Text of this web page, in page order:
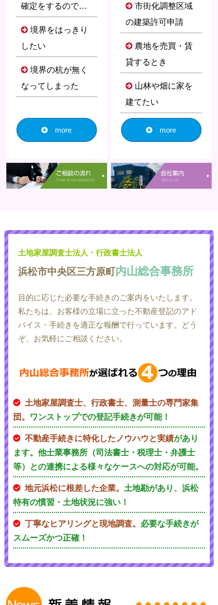
確定をするので…
境界をはっきり
したい
境界の杭が無く
なってしまった
more
市街化調整区域
の建築許可申請
農地を売買・賃
貸するとき
山林や畑に家を
建てたい
more
土地家屋調査士法人・行政書士法人
浜松市中央区三方原町内山総合事務所
目的に応じた必要な手続きのご案内をいたします。
私たちは、お客様の立場に立った不動産登記のアド
バイス・手続きを適正な報酬で行っています。どう
ぞ、お気軽にご相談ください。
土地家屋調査士、行政書士、測量士の専門家集
団。
ワンストップでの登記手続きが可能！
不動産手続きに特化したノウハウと実績があり
ます。他士業事務所（司法書士・税理士・弁護士
等）との連携による様々なケースへの対応が可能。
地元浜松に根差した企業。 土地勘があり、浜松
特有の慣習・土地状況に強い！
丁寧なヒアリングと現地調査。 必要な手続きが
スムーズかつ正確！